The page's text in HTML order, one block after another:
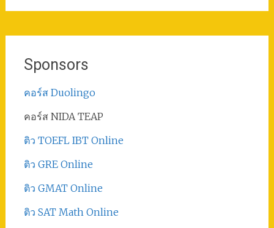
Sponsors
คอร์ส Duolingo
คอร์ส NIDA TEAP
ติว TOEFL IBT Online
ติว GRE Online
ติว GMAT Online
ติว SAT Math Online